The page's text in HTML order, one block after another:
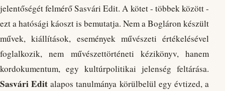
jelentőségét felmérő Sasvári Edit. A kötet - többek között -
ezt a hatósági káoszt is bemutatja. Nem a Bogláron készült
művek, kiállítások, események művészeti értékelésével
foglalkozik, nem művészettörténeti kézikönyv, hanem
kordokumentum, egy kultúrpolitikai jelenség feltárása.
Sasvári Edit alapos tanulmánya körülbelül egy évtized, a